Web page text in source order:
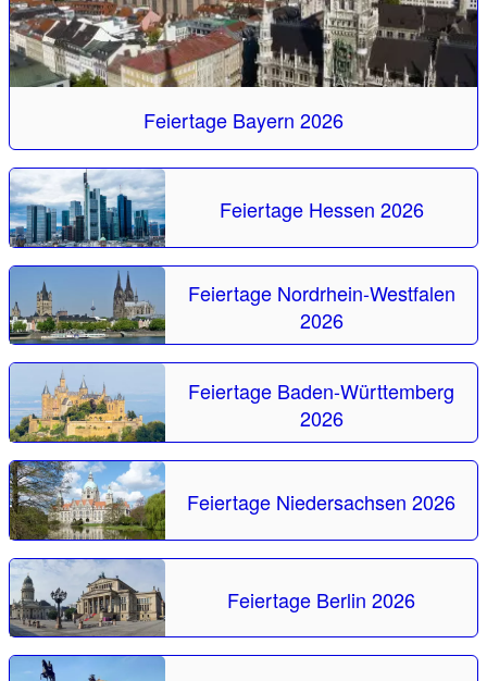
Feiertage Bayern 2026
Feiertage Hessen 2026
Feiertage Nordrhein-Westfalen
2026
Feiertage Baden-Württemberg
2026
Feiertage Niedersachsen 2026
Feiertage Berlin 2026